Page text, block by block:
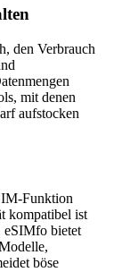
den Verbrauch
mit denen
aufstocken
Funktion
kompatibel ist
eSIMfo bietet
böse